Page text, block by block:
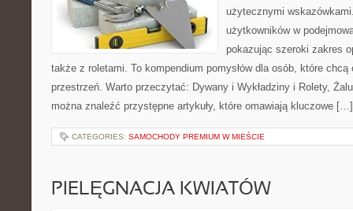
użytecznymi
użytkowników w
pokazując szeroki zakres
także z roletami. To kompendium pomysłów dla osób, które chcą
przestrzeń. Warto przeczytać: Dywany i Wykładziny i Rolety,
można znaleźć przystępne artykuły, które omawiają kluczowe […]
CATEGORIES: SAMOCHODY PREMIUM W MIEŚCIE
PIELĘGNACJA KWIATÓW